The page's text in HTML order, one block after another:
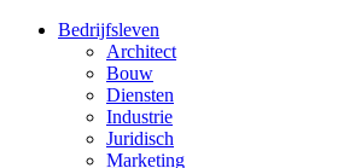
Bedrijfsleven
Architect
Bouw
Diensten
Industrie
Juridisch
Marketing